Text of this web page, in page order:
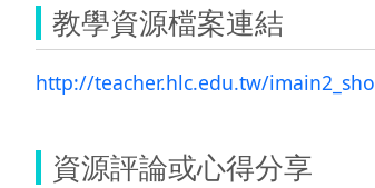
教學資源檔案連結
http://teacher.hlc.edu.tw/
資源評論或心得分享